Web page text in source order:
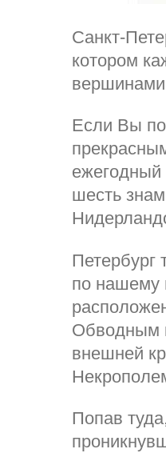
Санкт-
котором
вершинами
Если Вы
ежегодный
шесть
Петербург
по нашему
Обводным
внешней
Попав